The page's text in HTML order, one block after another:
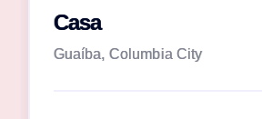
Casa
Guaíba, Columbia City